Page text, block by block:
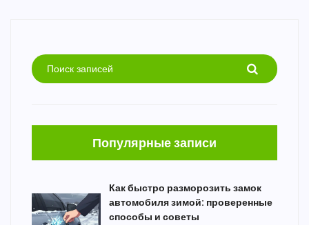
Популярные записи
Как быстро разморозить замок
автомобиля зимой: проверенные
способы и советы